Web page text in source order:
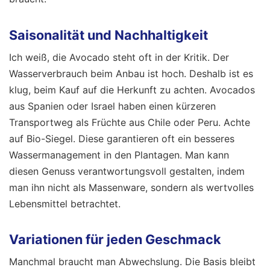
Saisonalität und Nachhaltigkeit
Ich weiß, die Avocado steht oft in der Kritik. Der
Wasserverbrauch beim Anbau ist hoch. Deshalb ist es
klug, beim Kauf auf die Herkunft zu achten. Avocados
aus Spanien oder Israel haben einen kürzeren
Transportweg als Früchte aus Chile oder Peru. Achte
auf Bio-Siegel. Diese garantieren oft ein besseres
Wassermanagement in den Plantagen. Man kann
diesen Genuss verantwortungsvoll gestalten, indem
man ihn nicht als Massenware, sondern als wertvolles
Lebensmittel betrachtet.
Variationen für jeden Geschmack
Manchmal braucht man Abwechslung. Die Basis bleibt